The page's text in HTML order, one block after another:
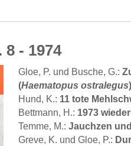
- 1974
Gloe, P. und Busche, G.:
(Haematopus ostralegus
Hund, K.: 11 tote
Bettmann, H.: 1973
Temme, M.: Jauchzen
Greve, K. und Gloe, P.: